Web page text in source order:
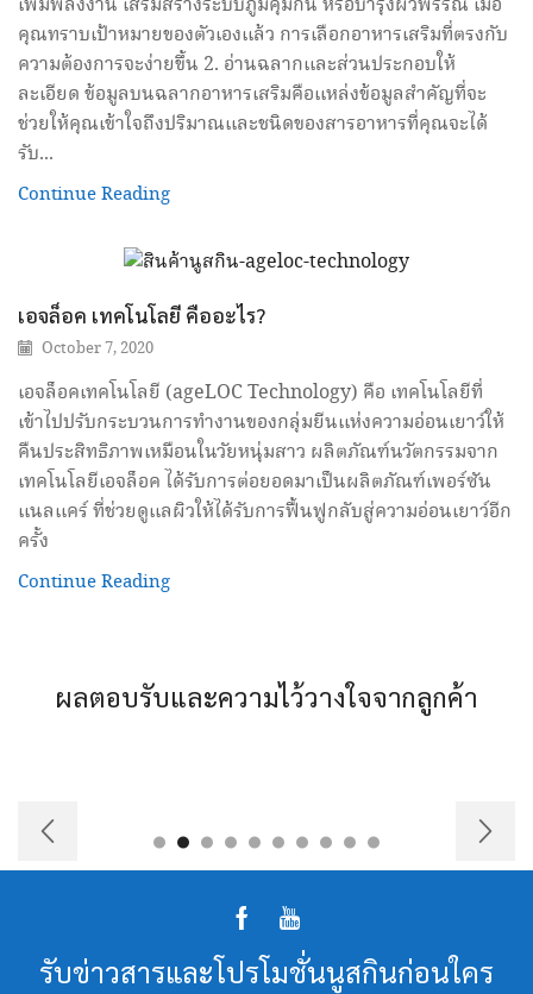
คุณทราบเป้าหมายของตัวเองแล้ว การเลือกอาหารเสริมที่ตรงกับ
ความต้องการจะง่ายขึ้น 2. อ่านฉลากและส่วนประกอบให้
ละเอียด ข้อมูลบนฉลากอาหารเสริมคือแหล่งข้อมูลสำคัญที่จะ
ช่วยให้คุณเข้าใจถึงปริมาณและชนิดของสารอาหารที่คุณจะได้
รับ...
Continue Reading
เอจล็อค เทคโนโลยี คืออะไร?
October 7, 2020
เอจล็อคเทคโนโลยี (ageLOC Technology) คือ เทคโนโลยีที่
เข้าไปปรับกระบวนการทำงานของกลุ่มยีนแห่งความอ่อนเยาว์ให้
คืนประสิทธิภาพเหมือนในวัยหนุ่มสาว ผลิตภัณฑ์นวัตกรรมจาก
เทคโนโลยีเอจล็อค ได้รับการต่อยอดมาเป็นผลิตภัณฑ์เพอร์ซัน
แนลแคร์ ที่ช่วยดูแลผิวให้ได้รับการฟื้นฟูกลับสู่ความอ่อนเยาว์อีก
ครั้ง
Continue Reading
ผลตอบรับและความไว้วางใจจากลูกค้า
Facebook
Youtube
รับข่าวสารและโปรโมชั่นนูสกินก่อนใคร